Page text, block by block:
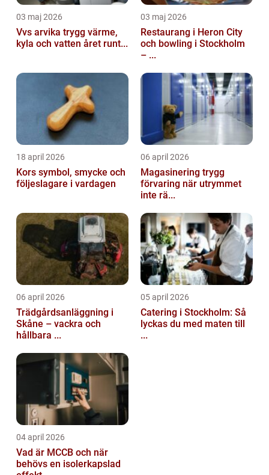
03 maj 2026
Vvs arvika trygg värme,
kyla och vatten året runt...
03 maj 2026
Restaurang i Heron City
och bowling i Stockholm
– ...
18 april 2026
Kors symbol, smycke och
följeslagare i vardagen
06 april 2026
Magasinering trygg
förvaring när utrymmet
inte rä...
06 april 2026
Trädgårdsanläggning i
Skåne – vackra och
hållbara ...
05 april 2026
Catering i Stockholm: Så
lyckas du med maten till
...
04 april 2026
Vad är MCCB och när
behövs en isolerkapslad